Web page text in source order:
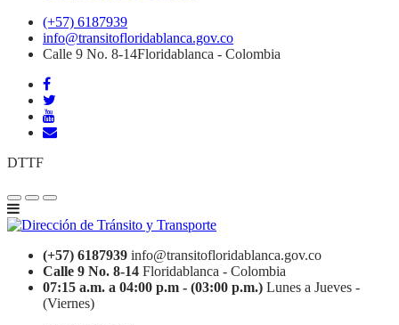
(+57) 6187939
info@transitofloridablanca.gov.co
Calle 9 No. 8-14Floridablanca - Colombia
DTTF
(+57) 6187939 info@transitofloridablanca.gov.co
Calle 9 No. 8-14 Floridablanca - Colombia
07:15 a.m. a 04:00 p.m - (03:00 p.m.) Lunes a Jueves -
(Viernes)